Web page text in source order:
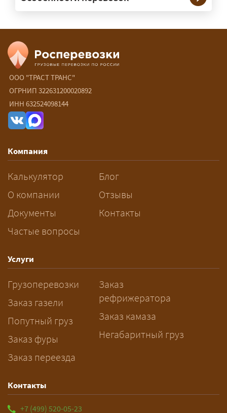
прикрытия зависит от габаритов
груза и маршрута; это определяется
Сколько стоит перевозка
негабарита?
— От 90 ₽/км. Точная стоимость
рассчитывается индивидуально:
влияют габариты и вес груза,
разрешений и машин
сопровождения.
За сколько дней заказывать
перевозку негабарита?
— Заранее: только оформление
рабочих дней. Оставьте заявку
заблаговременно — логист
рассчитает маршрут и запустит
подготовку документов.
ООО "ТРАСТ ТРАНС"
ОГРНИП 322631200020892
ИНН 632524098144
Компания
Калькулятор
О компании
Документы
Частые вопросы
Блог
Отзывы
Контакты
Услуги
Грузоперевозки
Заказ газели
Попутный груз
Заказ фуры
Заказ переезда
Заказ
рефрижератора
Заказ камаза
Негабаритный груз
Контакты
+7 (499) 520-05-23